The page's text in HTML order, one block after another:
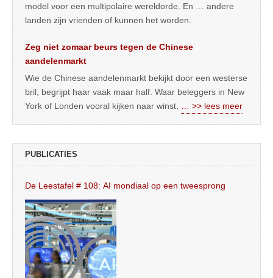
model voor een multipolaire wereldorde. En … andere
landen zijn vrienden of kunnen het worden.
Zeg niet zomaar beurs tegen de Chinese
aandelenmarkt
Wie de Chinese aandelenmarkt bekijkt door een westerse
bril, begrijpt haar vaak maar half. Waar beleggers in New
York of Londen vooral kijken naar winst,
… >> lees meer
PUBLICATIES
De Leestafel # 108: AI mondiaal op een tweesprong